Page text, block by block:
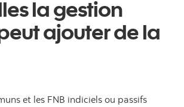
la gestion
ajouter de la
et les FNB indiciels ou passifs